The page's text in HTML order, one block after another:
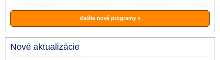
ďalšie nové programy »
Nové aktualizácie